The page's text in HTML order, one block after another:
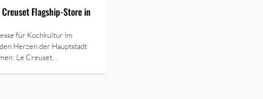
Creuset Flagship-Store in
für Kochkultur Im
Herzen der Hauptstadt
Le Creuset…